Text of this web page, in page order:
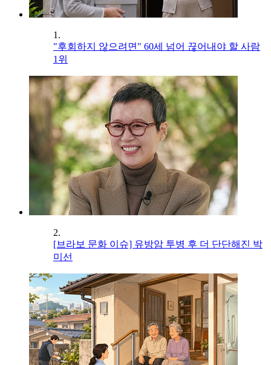
1.
"후회하지 않으려면" 60세 넘어 끊어내야 할 사람
1위
2.
[브라보 문화 이슈] 유방암 투병 후 더 단단해진 박
미선